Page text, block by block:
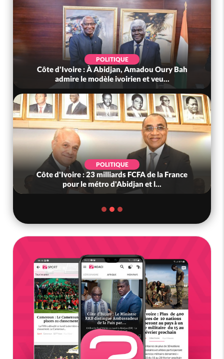
POLITIQUE
Côte d'Ivoire : À Abidjan, Amadou Oury Bah
admire le modèle ivoirien et veu...
POLITIQUE
Côte d'Ivoire : 23 milliards FCFA de la France
pour le métro d'Abidjan et l...